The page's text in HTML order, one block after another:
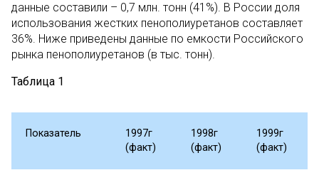
данные составили – 0,7 млн. тонн (41%). В России доля
использования жестких пенополиуретанов составляет
36%. Ниже приведены данные по емкости Российского
рынка пенополиуретанов (в тыс. тонн).
Таблица 1
Показатель
1997г
(факт)
1998г
(факт)
1999г
(факт)